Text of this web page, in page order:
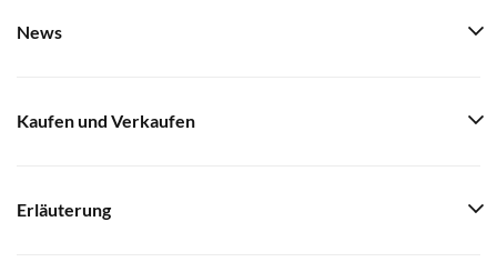
News
Kaufen und Verkaufen
Erläuterung